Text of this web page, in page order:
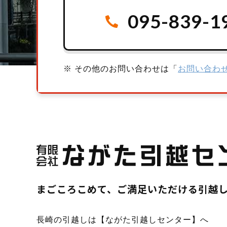
095-839-
※ その他のお問い合わせは「 お問い合わ
まごころこめて、ご満足いただける引越
長崎の引越しは【ながた引越しセンター】へ